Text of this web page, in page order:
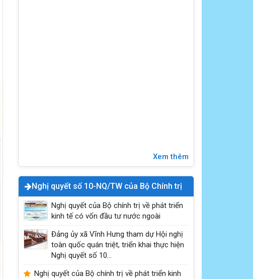
Xem thêm
Nghị quyết số 10-NQ/TW của Bộ Chính trị
Nghị quyết của Bộ chính trị về phát triển
kinh tế có vốn đầu tư nước ngoài
Đảng ủy xã Vĩnh Hưng tham dự Hội nghị
toàn quốc quán triệt, triển khai thực hiện
Nghị quyết số 10...
Nghị quyết của Bộ chính trị về phát triển kinh
Đại hội đảng bộ UBND xã Vĩnh Hưng lần thứ I,
nhiệm kỳ 2025 - 2030